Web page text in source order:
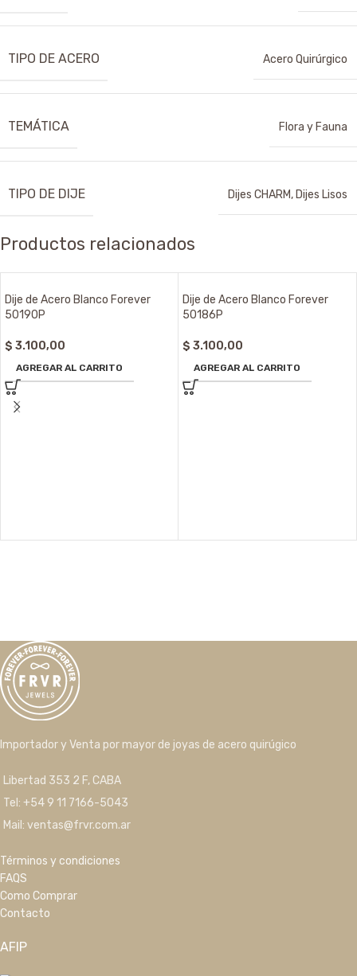
TIPO DE ACERO Acero Quirúrgico
TEMÁTICA Flora y Fauna
TIPO DE DIJE Dijes CHARM, Dijes Lisos
Productos relacionados
Dije de Acero Blanco Forever
50190P
$ 3.100,00
AGREGAR AL CARRITO
Dije de Acero Blanco Forever
50186P
$ 3.100,00
AGREGAR AL CARRITO
Importador y Venta por mayor de joyas de acero quirúgico
Libertad 353 2 F, CABA
Tel: +54 9 11 7166-5043
Mail: ventas@frvr.com.ar
Términos y condiciones
FAQS
Como Comprar
Contacto
AFIP